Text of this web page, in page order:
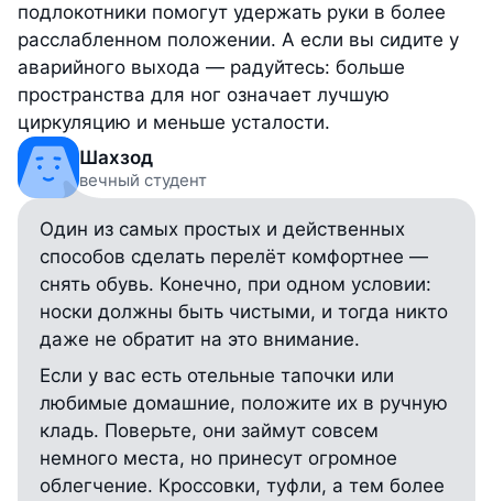
подлокотники помогут удержать руки в более
расслабленном положении. А если вы сидите у
аварийного выхода — радуйтесь: больше
пространства для ног означает лучшую
циркуляцию и меньше усталости.
Шахзод
вечный студент
Один из самых простых и действенных
способов сделать перелёт комфортнее —
снять обувь. Конечно, при одном условии:
носки должны быть чистыми, и тогда никто
даже не обратит на это внимание.
Если у вас есть отельные тапочки или
любимые домашние, положите их в ручную
кладь. Поверьте, они займут совсем
немного места, но принесут огромное
облегчение. Кроссовки, туфли, а тем более